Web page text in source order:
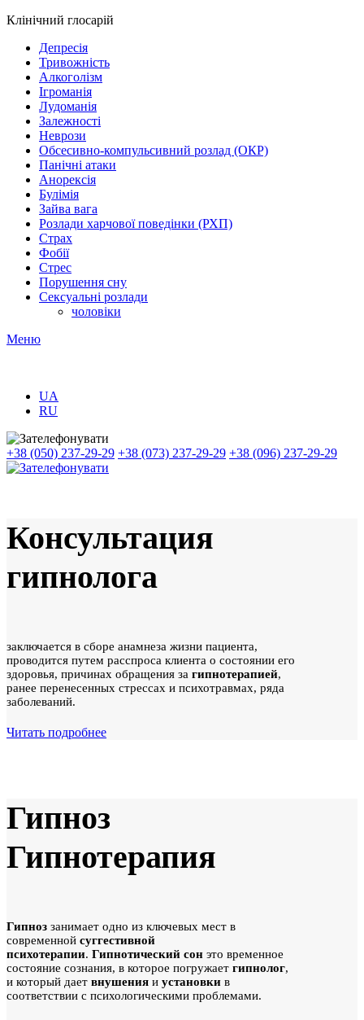
Клінічний глосарій
Депресія
Тривожність
Алкоголізм
Ігроманія
Лудоманія
Залежності
Неврози
Обсесивно-компульсивний розлад (ОКР)
Панічні атаки
Анорексія
Булімія
Зайва вага
Розлади харчової поведінки (РХП)
Страх
Фобії
Стрес
Порушення сну
Сексуальні розлади
чоловіки
Меню
UA
RU
+38 (050) 237-29-29 +38 (073) 237-29-29 +38 (096) 237-29-29
Консультация
гипнолога
заключается в сборе анамнеза жизни пациента,
проводится путем расспроса клиента о состоянии его
здоровья, причинах обращения за гипнотерапией,
ранее перенесенных стрессах и психотравмах, ряда
заболеваний.
Читать подробнее
Гипноз
Гипнотерапия
Гипноз занимает одно из ключевых мест в
современной суггестивной
психотерапии. Гипнотический сон это временное
состояние сознания, в которое погружает гипнолог,
и который дает внушения и установки в
соответствии с психологическими проблемами.